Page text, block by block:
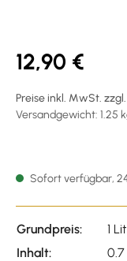
12,90 €
Preise inkl. MwSt.
Versandgewicht: 1.25
Sofort verfügbar,
Grundpreis:
1
Inhalt: